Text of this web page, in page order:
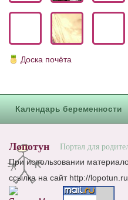
Доска почёта
Календарь беременности
Лопотун Портал для
При использовании
ссылка на сайт http://